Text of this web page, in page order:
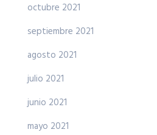
octubre 2021
septiembre 2021
agosto 2021
julio 2021
junio 2021
mayo 2021